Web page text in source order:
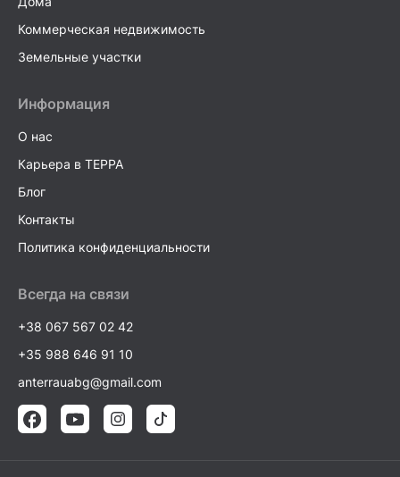
Коммерческая недвижимость
Земельные участки
Информация
О нас
Карьера в TEPPA
Блог
Контакты
Политика конфиденциальности
Всегда на связи
+38 067 567 02 42
+35 988 646 91 10
anterrauabg@gmail.com